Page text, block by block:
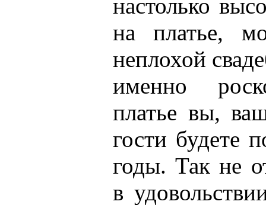
настолько
на платье,
неплохой
именно
платье вы,
гости будете
годы. Так не
в